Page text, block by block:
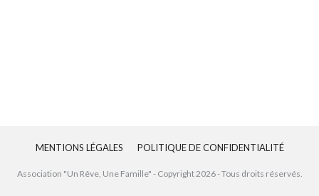
MENTIONS LÉGALES POLITIQUE DE CONFIDENTIALITÉ
Association "Un Rêve, Une Famille" - Copyright 2026- Tous droits réservés.